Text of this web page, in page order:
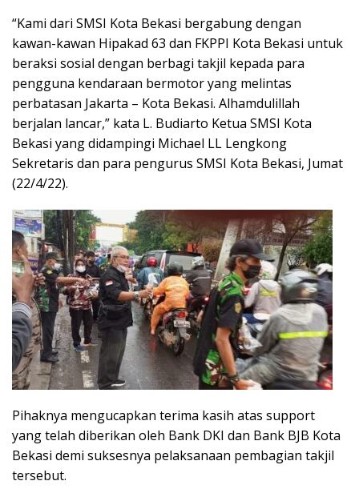
“Kami dari SMSI Kota Bekasi bergabung dengan
kawan-kawan Hipakad 63 dan FKPPI Kota Bekasi untuk
beraksi sosial dengan berbagi takjil kepada para
pengguna kendaraan bermotor yang melintas
perbatasan Jakarta – Kota Bekasi. Alhamdulillah
berjalan lancar,” kata L. Budiarto Ketua SMSI Kota
Bekasi yang didampingi Michael LL Lengkong
Sekretaris dan para pengurus SMSI Kota Bekasi, Jumat
(22/4/22).
Pihaknya mengucapkan terima kasih atas support
yang telah diberikan oleh Bank DKI dan Bank BJB Kota
Bekasi demi suksesnya pelaksanaan pembagian takjil
tersebut.